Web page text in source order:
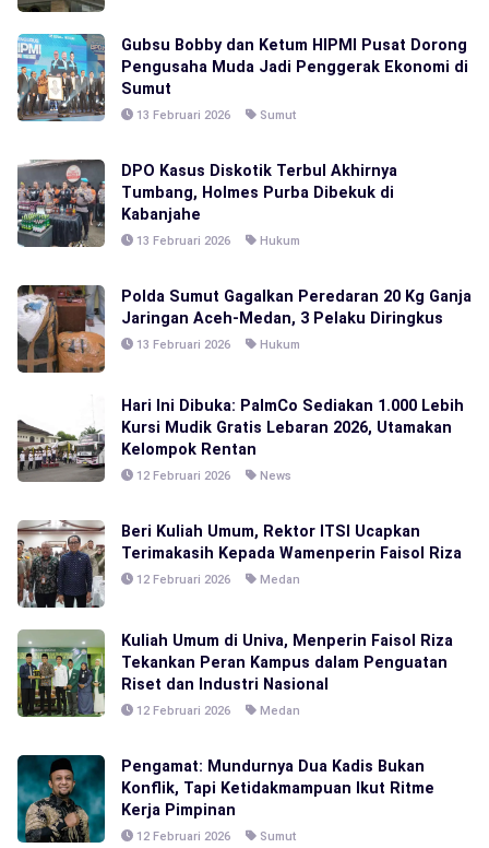
Gubsu Bobby dan Ketum HIPMI Pusat Dorong
Pengusaha Muda Jadi Penggerak Ekonomi di
Sumut
13 Februari 2026 Sumut
DPO Kasus Diskotik Terbul Akhirnya
Tumbang, Holmes Purba Dibekuk di
Kabanjahe
13 Februari 2026 Hukum
Polda Sumut Gagalkan Peredaran 20 Kg Ganja
Jaringan Aceh-Medan, 3 Pelaku Diringkus
13 Februari 2026 Hukum
Hari Ini Dibuka: PalmCo Sediakan 1.000 Lebih
Kursi Mudik Gratis Lebaran 2026, Utamakan
Kelompok Rentan
12 Februari 2026 News
Beri Kuliah Umum, Rektor ITSI Ucapkan
Terimakasih Kepada Wamenperin Faisol Riza
12 Februari 2026 Medan
Kuliah Umum di Univa, Menperin Faisol Riza
Tekankan Peran Kampus dalam Penguatan
Riset dan Industri Nasional
12 Februari 2026 Medan
Pengamat: Mundurnya Dua Kadis Bukan
Konflik, Tapi Ketidakmampuan Ikut Ritme
Kerja Pimpinan
12 Februari 2026 Sumut